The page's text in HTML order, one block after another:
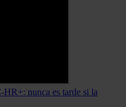
nunca es tarde si la